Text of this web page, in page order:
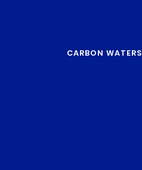
CARBON WATERS